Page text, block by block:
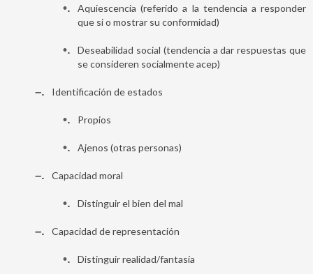
•
Aquiescencia (referido a la tendencia a responder
que si o mostrar su conformidad)
•
Deseabilidad social (tendencia a dar respuestas que
se consideren socialmente acep)
– Identificación de estados
• Propios
• Ajenos (otras personas)
– Capacidad moral
• Distinguir el bien del mal
– Capacidad de representación
• Distinguir realidad/fantasía